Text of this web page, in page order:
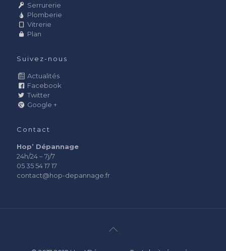
Serrurerie
Plomberie
Vitrerie
Plan
Suivez-nous
Actualités
Facebook
Twitter
Google +
Contact
Hop’ Dépannage
24h/24 – 7j/7
05 35 54 17 17
contact@hop-depannage.fr